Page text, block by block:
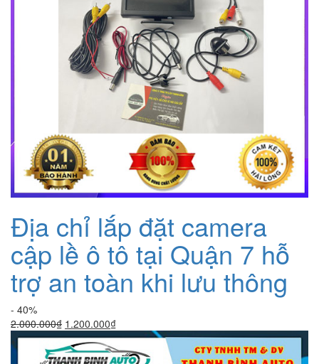
Địa chỉ lắp đặt camera
cập lề ô tô tại Quận 7 hỗ
trợ an toàn khi lưu thông
- 40%
2.000.000₫ Giá
gốc
là:
1.200.000₫Giá
hiện
tại